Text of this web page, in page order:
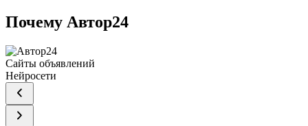
Почему Автор24
Сайты объявлений
Нейросети